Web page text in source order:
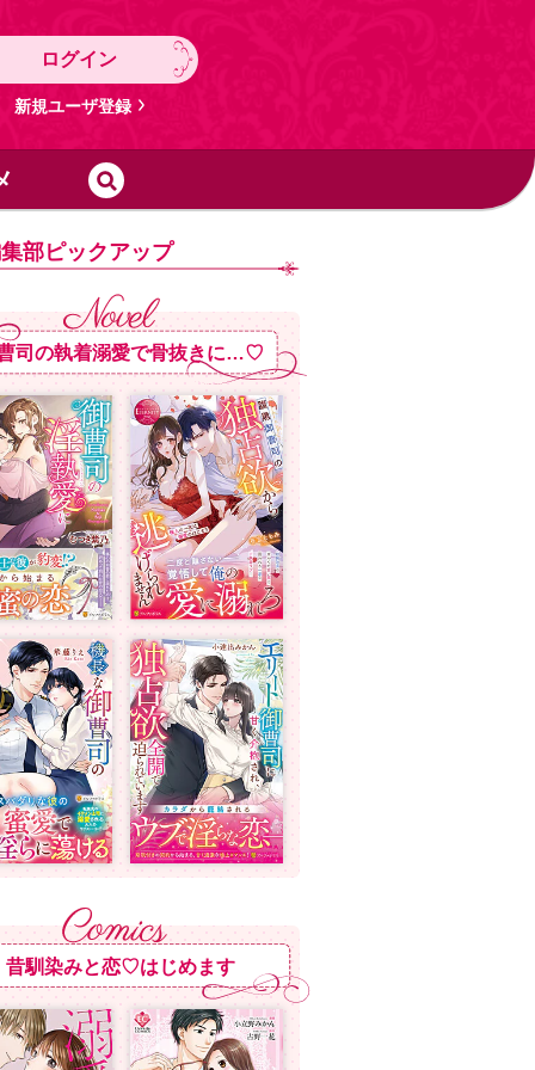
ログイン
新規ユーザ登録
部ピックアップ
司の執着溺愛で骨抜きに…♡
昔馴染みと恋♡はじめます